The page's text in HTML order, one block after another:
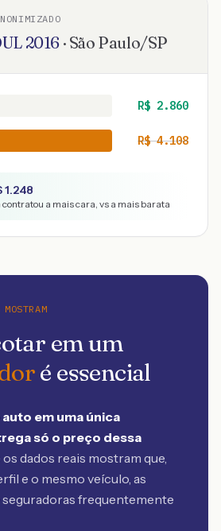
2016 · São Paulo/SP
R$ 2.860
R$4.108
1.248
contratou a mais cara, vs a mais barata
em um
é essencial
em uma única
só o preço dessa
dados reais mostram que,
e o mesmo veículo, as
frequentemente